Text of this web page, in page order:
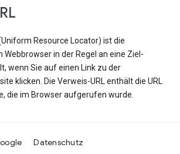
Resource Locator) ist die
Webbrowser in der Regel an eine Ziel-
wenn Sie auf einen Link zu der
klicken. Die Verweis-URL enthält die URL
die im Browser aufgerufen wurde.
Datenschutz